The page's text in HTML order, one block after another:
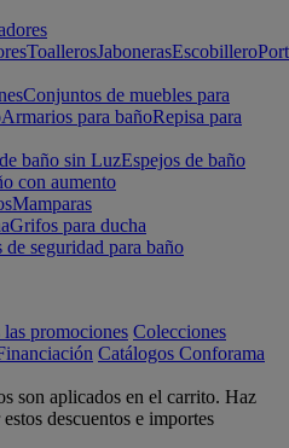
ToallerosJabonerasEscobillero
Conjuntos de muebles para
Armarios para bañoRepisa para
baño sin LuzEspejos de baño
con aumento
Mamparas
Grifos para ducha
de seguridad para baño
las promociones Colecciones
Catálogos Conforama
son aplicados en el carrito. Haz
descuentos e importes